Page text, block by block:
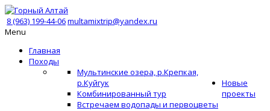
8 (963) 199-44-06multamixtrip@yandex.ru
Menu
Главная
Походы
Мультинские озера, р.Крепкая,
р.Куйгук
Комбинированный тур
Встречаем водопады и первоцветы
Новые
проекты